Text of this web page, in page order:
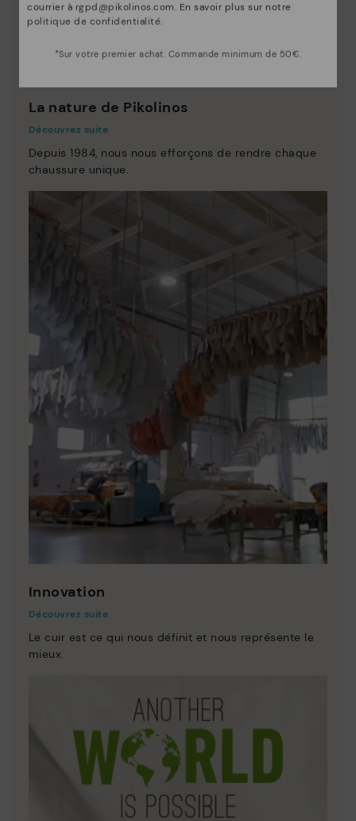
La nature de Pikolinos
Découvrez suite
Depuis 1984, nous nous efforçons de rendre chaque
chaussure unique.
Innovation
Découvrez suite
Le cuir est ce qui nous définit et nous représente le
mieux.
courrier à rgpd@pikolinos.com. En savoir plus sur notre
politique de confidentialité.
*Sur votre premier achat. Commande minimum de 50€.